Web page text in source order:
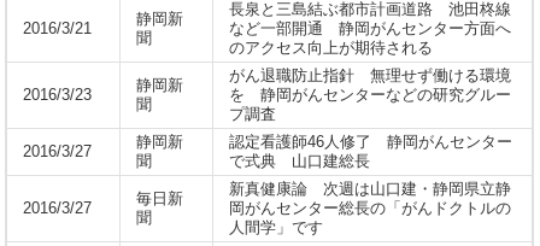
2016/3/21
静岡新
聞
長泉と三島結ぶ都市計画道路 池田柊線
など一部開通 静岡がんセンター方面へ
のアクセス向上が期待される
2016/3/23
静岡新
聞
がん退職防止指針 無理せず働ける環境
を 静岡がんセンターなどの研究グルー
プ調査
2016/3/27
静岡新
聞
認定看護師46人修了 静岡がんセンター
で式典 山口建総長
2016/3/27
毎日新
聞
新真健康論 次週は山口建・静岡県立静
岡がんセンター総長の「がんドクトルの
人間学」です